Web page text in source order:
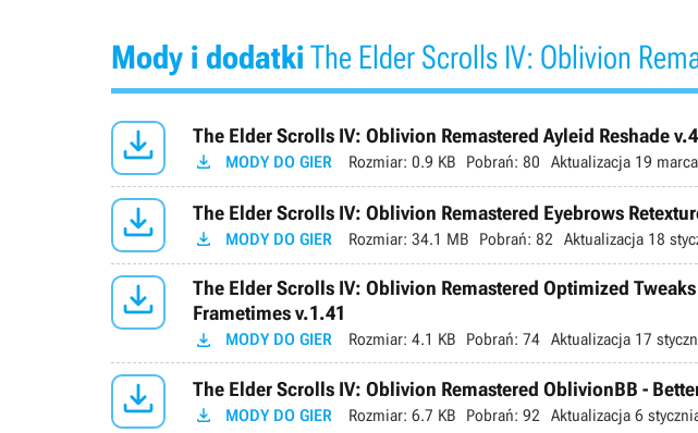
Mody i dodatkiThe Elder Scrolls IV: Oblivion
 The Elder Scrolls IV: Oblivion Remastered Ayleid Reshade
 MODY DO GIER Rozmiar: 0.9 KB Pobrań: 80 Aktualizacja 19
 The Elder Scrolls IV: Oblivion Remastered Eyebrows
 MODY DO GIER Rozmiar: 34.1 MB Pobrań: 82 Aktualizacja 18

The Elder Scrolls IV: Oblivion Remastered Optimized
Frametimes v.1.41
 MODY DO GIER Rozmiar: 4.1 KB Pobrań: 74 Aktualizacja 17
 The Elder Scrolls IV: Oblivion Remastered OblivionBB -
 MODY DO GIER Rozmiar: 6.7 KB Pobrań: 92 Aktualizacja 6